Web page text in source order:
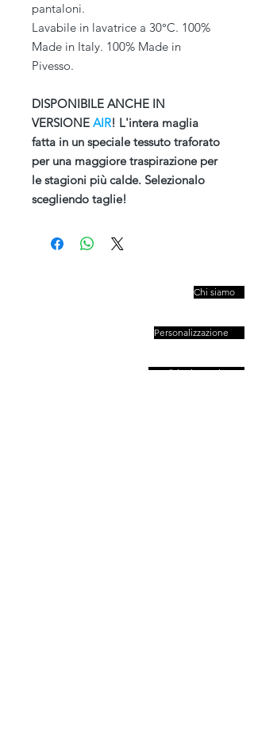
pantaloni.
Lavabile in lavatrice a 30°C. 100%
Made in Italy. 100% Made in
Pivesso.
DISPONIBILE ANCHE IN
VERSIONE AIR! L'intera maglia
fatta in un speciale tessuto traforato
per una maggiore traspirazione per
le stagioni più calde. Selezionalo
scegliendo taglie!
Chi siamo
Personalizzazione
Spedizioni e Resi